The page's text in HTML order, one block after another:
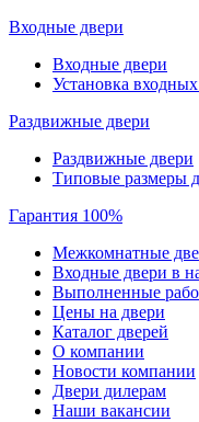
Входные двери
Входные двери
Установка
Раздвижные двери
Раздвижные двери
Типовые размеры
Гарантия 100%
Межкомнатные
Входные двери в
Выполненные
Цены на двери
Каталог дверей
О компании
Новости компании
Двери дилерам
Наши вакансии